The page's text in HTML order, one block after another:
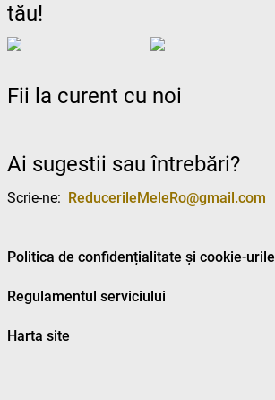
tău!
Fii la curent cu noi
Ai sugestii sau întrebări?
Scrie-ne: ReducerileMeleRo@gmail.com
Politica de confidențialitate și cookie-urile
Regulamentul serviciului
Harta site